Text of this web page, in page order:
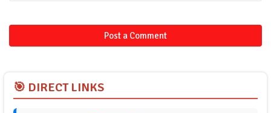
Post a Comment
🎯 DIRECT LINKS